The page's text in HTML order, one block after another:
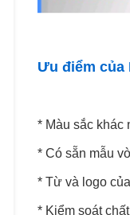
Ưu điểm của
* Màu sắc khác
* Có sẵn mẫu
* Từ và logo
* Kiểm soát